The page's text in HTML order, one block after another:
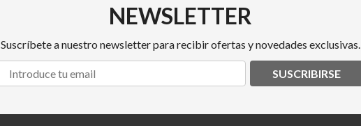
NEWSLETTER
Suscríbete a nuestro newsletter para recibir ofertas y novedades exclusivas.
SUSCRIBIRSE